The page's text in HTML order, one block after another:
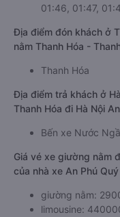
01:46, 01:47,
Địa điểm đón khách ở
nằm Thanh Hóa -
Thanh Hóa
Địa điểm trả khách ở
Thanh Hóa đi Hà Nội
Bến xe Nước
Giá vé xe giường nằm
của nhà xe An Phú Quý
giường nằm:
limousine: